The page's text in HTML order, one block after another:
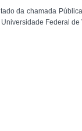
da chamada
Federal de